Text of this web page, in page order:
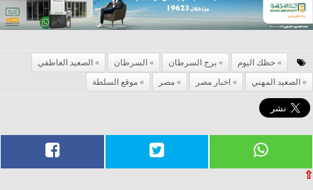
حظك اليوم برج السرطان السرطان
الصعيد العاطفي
الصعيد المهني
اخبار مصر مصر موقع السلطة
⇧